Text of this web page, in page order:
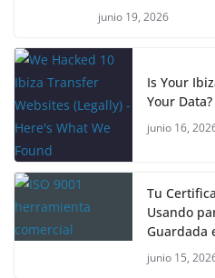
junio 19, 2026
Is Your
Your Data?
junio 16,
Tu
Usando
Guardada
junio 15,